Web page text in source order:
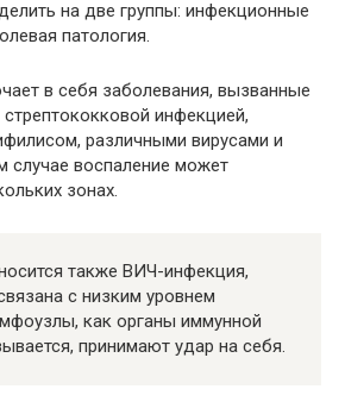
на две группы: инфекционные
патология.
в себя заболевания, вызванные
инфекцией,
различными вирусами и
случае воспаление может
зонах.
также ВИЧ-инфекция,
с низким уровнем
как органы иммунной
принимают удар на себя.